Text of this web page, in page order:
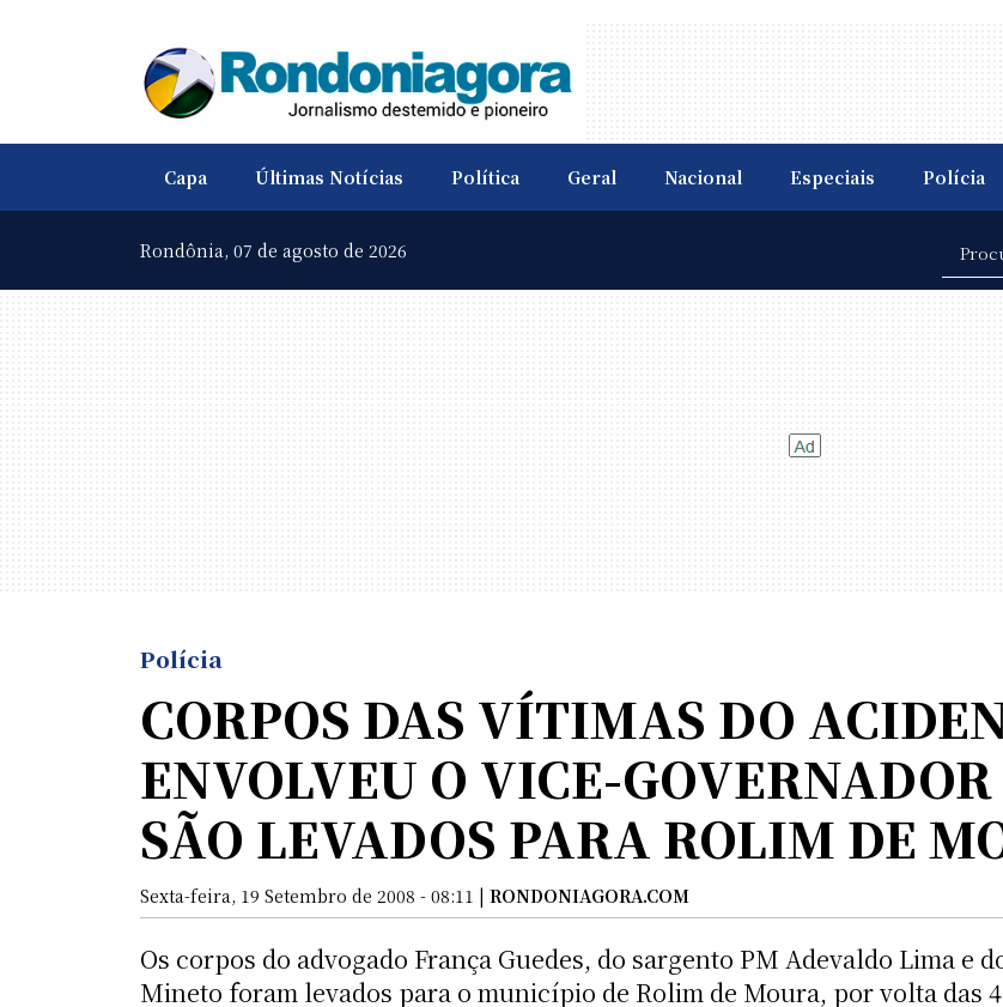
Capa Últimas Notícias Política Geral Nacional Especiais Polícia
Rondônia, 07 de agosto de 2026
Polícia
CORPOS DAS VÍTIMAS DO
ENVOLVEU O VICE-
SÃO LEVADOS PARA ROLIM DE
Sexta-feira, 19 Setembro de 2008 - 08:11 | RONDONIAGORA.COM
Os corpos do advogado França Guedes, do sargento PM Adevaldo Lima e
Mineto foram levados para o município de Rolim de Moura, por volta das